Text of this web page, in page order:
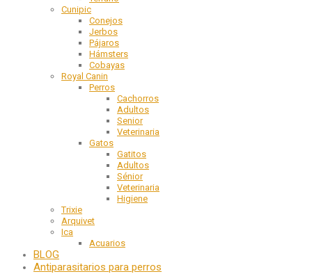
Cunipic
Conejos
Jerbos
Pájaros
Hámsters
Cobayas
Royal Canin
Perros
Cachorros
Adultos
Senior
Veterinaria
Gatos
Gatitos
Adultos
Sénior
Veterinaria
Higiene
Trixie
Arquivet
Ica
Acuarios
BLOG
Antiparasitarios para perros